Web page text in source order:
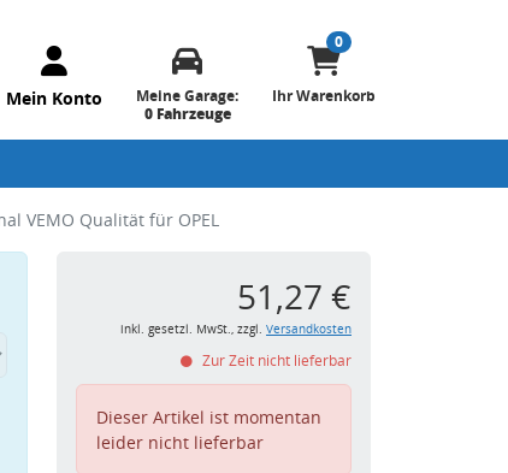
Mein Konto
Meine Garage:
0 Fahrzeuge
0
Ihr Warenkorb
VEMO Qualität für OPEL
51,27 €
inkl. gesetzl. MwSt., zzgl. Versandkosten
Zur Zeit nicht lieferbar
Dieser Artikel ist momentan
leider nicht lieferbar